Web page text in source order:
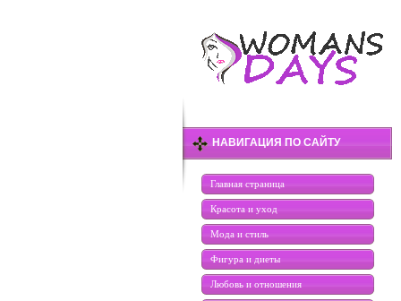
НАВИГАЦИЯ ПО САЙТУ
Главная страница
Красота и уход
Мода и стиль
Фигура и диеты
Любовь и отношения